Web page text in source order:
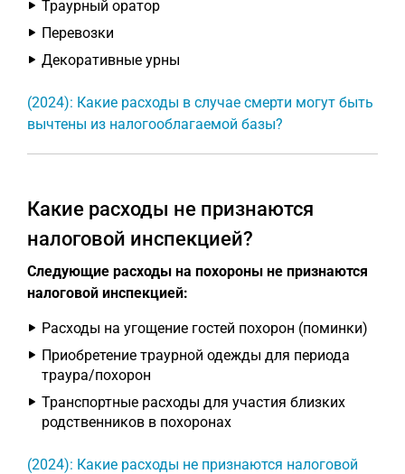
Траурный оратор
Перевозки
Декоративные урны
(2024): Какие расходы в случае смерти могут быть
вычтены из налогооблагаемой базы?
Какие расходы не признаются
налоговой инспекцией?
Следующие расходы на похороны не признаются
налоговой инспекцией:
Расходы на угощение гостей похорон (поминки)
Приобретение траурной одежды для периода
траура/похорон
Транспортные расходы для участия близких
родственников в похоронах
(2024): Какие расходы не признаются налоговой